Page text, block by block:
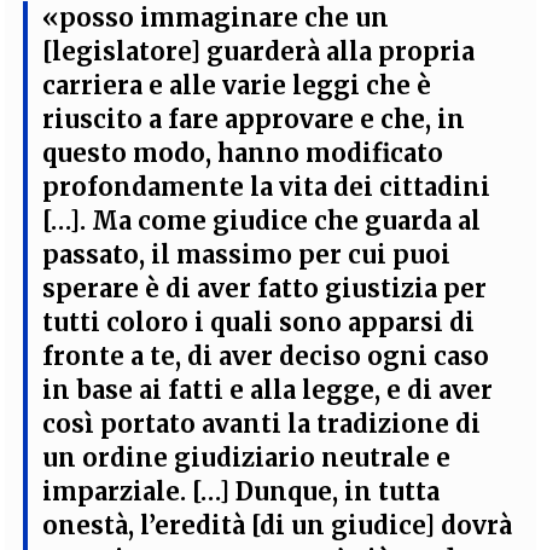
«posso immaginare che un
[legislatore] guarderà alla propria
carriera e alle varie leggi che è
riuscito a fare approvare e che, in
questo modo, hanno modificato
profondamente la vita dei cittadini
[…]. Ma come giudice che guarda al
passato, il massimo per cui puoi
sperare è di aver fatto giustizia per
tutti coloro i quali sono apparsi di
fronte a te, di aver deciso ogni caso
in base ai fatti e alla legge, e di aver
così portato avanti la tradizione di
un ordine giudiziario neutrale e
imparziale. […] Dunque, in tutta
onestà, l’eredità [di un giudice] dovrà